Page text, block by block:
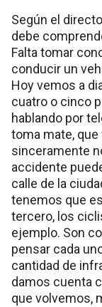
Según el
debe
Falta tomar
conducir un
Hoy vemos a
cuatro o cinco
hablando por
toma mate,
sinceramente
accidente
calle de la
tenemos que
tercero, los
ejemplo. Son
pensar cada
cantidad de
damos cuenta
que volvemos,